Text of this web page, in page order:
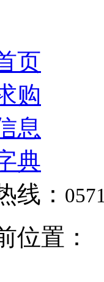
页
购
息
典
线：
位置：